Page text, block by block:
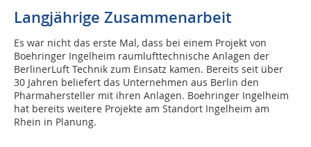
Langjährige Zusammenarbeit
Es war nicht das erste Mal, dass bei einem Projekt von
Boehringer Ingelheim raumlufttechnische Anlagen der
BerlinerLuft Technik zum Einsatz kamen. Bereits seit über
30 Jahren beliefert das Unternehmen aus Berlin den
Pharmahersteller mit ihren Anlagen. Boehringer Ingelheim
hat bereits weitere Projekte am Standort Ingelheim am
Rhein in Planung.